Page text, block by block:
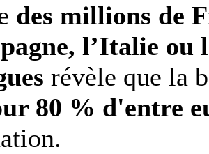
des millions de
l’Italie ou
révèle que la
80 % d'entre